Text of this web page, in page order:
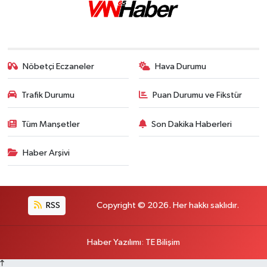
Nöbetçi Eczaneler Hava Durumu
Trafik Durumu Puan Durumu ve Fikstür
Tüm Manşetler Son Dakika Haberleri
Haber Arşivi
RSS Copyright © 2026. Her hakkı saklıdır.
Haber Yazılımı: TE Bilişim